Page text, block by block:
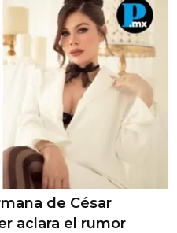
de César
aclara el rumor